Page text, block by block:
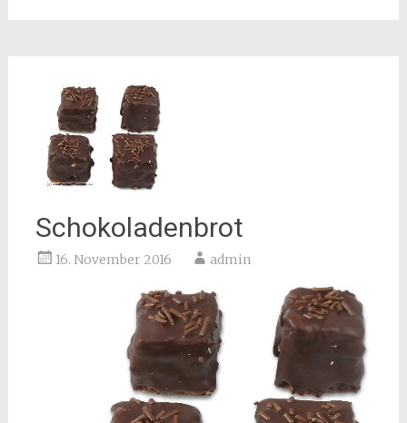
Schokoladenbrot
16. November 2016 admin